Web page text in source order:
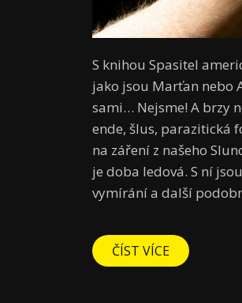
S knihou Spasitel
jako jsou Marťan nebo
sami… Nejsme! A brzy
ende, šlus, parazitická
na záření z našeho
je doba ledová. S ní
vymírání a další
ČÍST VÍCE